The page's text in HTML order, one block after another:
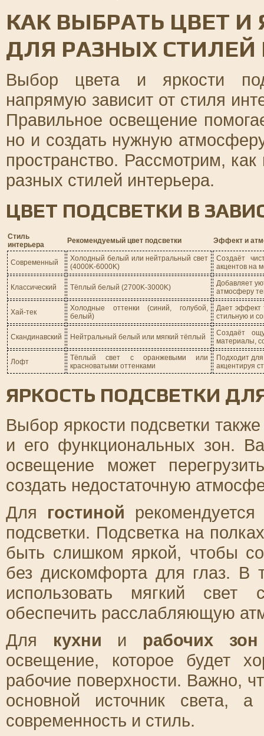
КАК ВЫБРАТЬ ЦВЕТ И
ДЛЯ РАЗНЫХ СТИЛЕЙ
Выбор цвета и яркости
напрямую зависит от стиля
Правильное освещение
но и создать нужную
пространство. Рассмотрим,
разных стилей интерьера.
ЦВЕТ ПОДСВЕТКИ В
Стиль
интерьера
Рекомендуемый цвет подсветки Эффект и
Современный
Холодный белый или нейтральный свет
(4000K-6000K)
Создаёт
акцентов на
Классический Тёплый белый (2700K-3000K)
Добавляет
атмосферу
Хай-тек
Холодные оттенки (синий, голубой,
белый)
Дает эффект
стильную и
Скандинавский Нейтральный белый или мягкий тёплый
Создаёт
материалы,
Лофт
Тёплый свет с оранжевыми или
красноватыми оттенками
Подходит
акцентируя
ЯРКОСТЬ ПОДСВЕТКИ
Выбор яркости подсветки
и его функциональных зон.
освещение может
создать недостаточную
Для гостиной
подсветки. Подсветка на
быть слишком яркой, чтобы
без дискомфорта для глаз.
использовать мягкий свет
обеспечить расслабляющую
Для кухни и рабочих зон
освещение, которое будет
рабочие поверхности. Важно,
основной источник света,
современность и стиль.